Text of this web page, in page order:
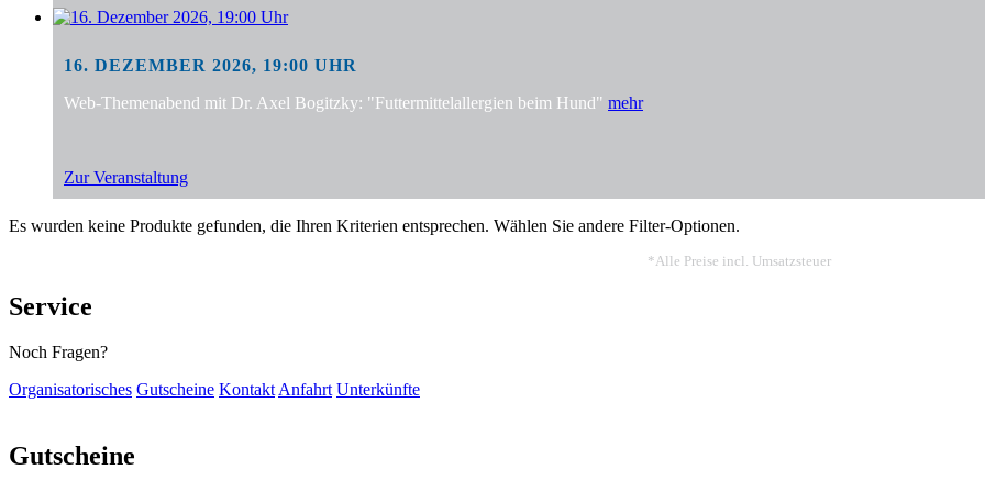
16. DEZEMBER 2026, 19:00 UHR
Web-Themenabend mit Dr. Axel Bogitzky: "Futtermittelallergien beim Hund" mehr
Zur Veranstaltung
Es wurden keine Produkte gefunden, die Ihren Kriterien entsprechen. Wählen Sie andere Filter-Optionen.
*Alle Preise incl. Umsatzsteuer
Service
Noch Fragen?
Organisatorisches Gutscheine KontaktAnfahrt Unterkünfte
Gutscheine